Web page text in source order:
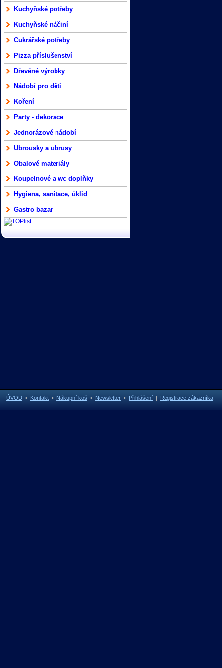
Kuchyňské potřeby
Kuchyňské náčiní
Cukrářské potřeby
Pizza příslušenství
Dřevěné výrobky
Nádobí pro děti
Koření
Party - dekorace
Jednorázové nádobí
Ubrousky a ubrusy
Obalové materiály
Koupelnové a wc doplňky
Hygiena, sanitace, úklid
Gastro bazar
ÚVOD • Kontakt • Nákupní koš • Newsletter • Přihlášení | Registrace zákazníka